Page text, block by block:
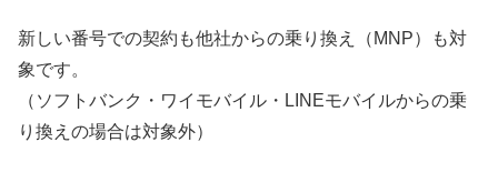
新しい番号での契約も他社からの乗り換え（MNP）も対
象です。
（ソフトバンク・ワイモバイル・LINEモバイルからの乗
り換えの場合は対象外）